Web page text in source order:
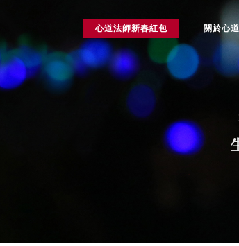
心道法師新春紅包 關於心